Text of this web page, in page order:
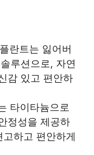
란트는 잃어버
루션으로, 자연
감 있고 편안하
타이타늄으로
정성을 제공하
하고 편안하게